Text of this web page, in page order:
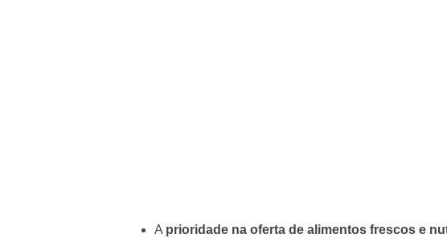
A prioridade na oferta de alimentos frescos e